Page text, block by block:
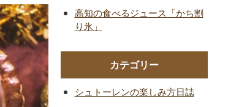
高知の食べるジュース「かち割
り氷」
カテゴリー
シュトーレンの楽しみ方日誌